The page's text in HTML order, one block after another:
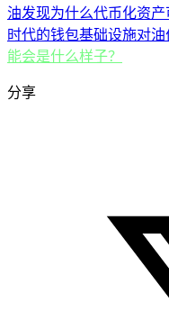
油发现为什么代币化资
时代的钱包基础设施对
能会是什么样子？
分享